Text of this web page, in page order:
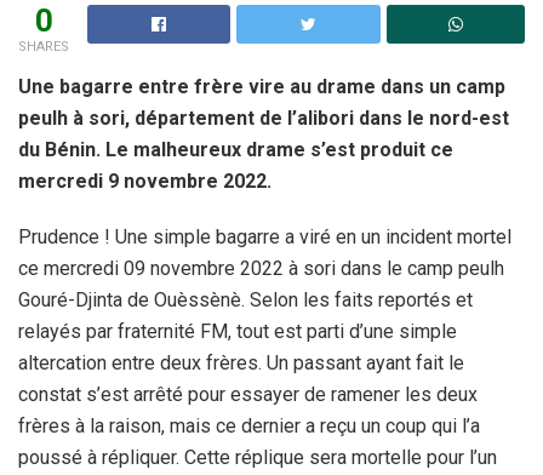
0
SHARES
Une bagarre entre frère vire au drame dans un camp
peulh à sori, département de l’alibori dans le nord-est
du Bénin. Le malheureux drame s’est produit ce
mercredi 9 novembre 2022.
Prudence ! Une simple bagarre a viré en un incident mortel
ce mercredi 09 novembre 2022 à sori dans le camp peulh
Gouré-Djinta de Ouèssènè. Selon les faits reportés et
relayés par fraternité FM, tout est parti d’une simple
altercation entre deux frères. Un passant ayant fait le
constat s’est arrêté pour essayer de ramener les deux
frères à la raison, mais ce dernier a reçu un coup qui l’a
poussé à répliquer. Cette réplique sera mortelle pour l’un